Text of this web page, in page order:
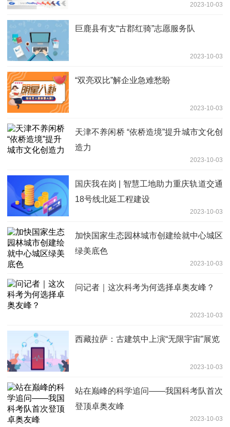
2023-10-03
巨鹿县有支“古郡红骑”志愿服务队
2023-10-03
“双亮双比”解企业急难愁盼
2023-10-03
天津不养闲桥 “依桥造境”提升城市文化创
造力
2023-10-03
国庆我在岗 | 智慧工地助力重庆轨道交通
18号线北延工程建设
2023-10-03
加快国家生态园林城市创建绘就中心城区
绿美底色
2023-10-03
问记者｜这次科考为何选择卓奥友峰？
2023-10-03
西藏拉萨：古建筑中上演“无限宇宙”展览
2023-10-03
站在巅峰的科学追问——我国科考队首次
登顶卓奥友峰
2023-10-03